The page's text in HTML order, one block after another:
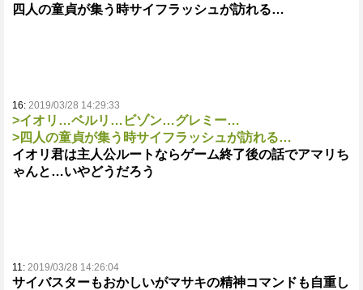
四人の童貞が集う時サイフラッシュが訪れる…
16: 2019/03/28 14:29:33
>イオリ…ベルリ…ビゾン…グレミー…
>四人の童貞が集う時サイフラッシュが訪れる…
イオリ君は主人公ルートならゲーム終了後の話でアマリち
ゃんと…いやどうだろう
11: 2019/03/28 14:26:04
サイバスターもおかしいがマサキの精神コマンドも自重し